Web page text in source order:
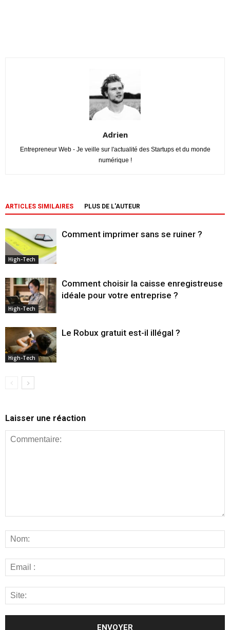
Adrien
Entrepreneur Web - Je veille sur l'actualité des Startups et du monde
numérique !
ARTICLES SIMILAIRES PLUS DE L'AUTEUR
High-Tech
Comment imprimer sans se ruiner ?
High-Tech
Comment choisir la caisse enregistreuse
idéale pour votre entreprise ?
High-Tech
Le Robux gratuit est-il illégal ?
Laisser une réaction